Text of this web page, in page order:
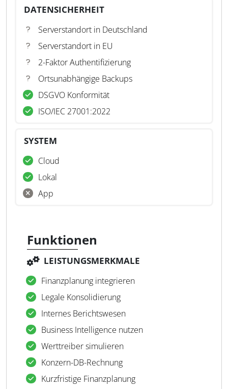
DATENSICHERHEIT
Serverstandort in Deutschland
Serverstandort in EU
2-Faktor Authentifizierung
Ortsunabhängige Backups
DSGVO Konformität
ISO/IEC 27001:2022
SYSTEM
Cloud
Lokal
App
Funktionen
LEISTUNGSMERKMALE
Finanzplanung integrieren
Legale Konsolidierung
Internes Berichtswesen
Business Intelligence nutzen
Werttreiber simulieren
Konzern-DB-Rechnung
Kurzfristige Finanzplanung